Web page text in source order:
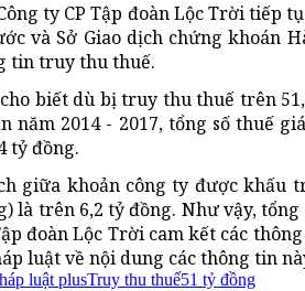
ty CP Tập đoàn Lộc Trời tiếp
và Sở Giao dịch chứng khoán
tin truy thu thuế.
biết dù bị truy thu thuế trên
năm 2014 - 2017, tổng số thuế
tỷ đồng.
giữa khoản công ty được khấu
là trên 6,2 tỷ đồng. Như vậy,
đoàn Lộc Trời cam kết các
luật về nội dung các thông tin
luật plusTruy thu thuế51 tỷ đồng